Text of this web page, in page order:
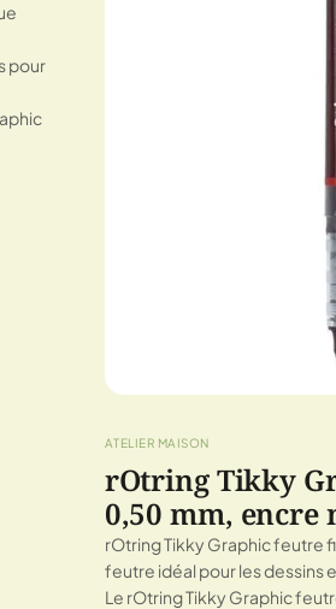
pour
ATELIER MAISON
rOtring Tikky
0,50 mm, encre
rOtring Tikky Graphic feutre
feutre idéal pour les dessins
Le rOtring Tikky Graphic